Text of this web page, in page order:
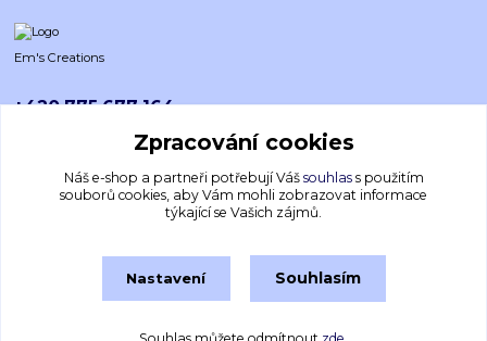
Em's Creations
+420 775 677 164
emscreations.cz@gmail.com
Zpracování cookies
Náš e-shop a partneři potřebují Váš souhlass použitím
souborů cookies, aby Vám mohli zobrazovat informace
týkající se Vašich zájmů.
Nastavení Souhlasím